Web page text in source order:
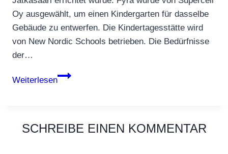
Oy ausgewählt, um einen Kindergarten für dasselbe
Gebäude zu entwerfen. Die Kindertagesstätte wird
von New Nordic Schools betrieben. Die Bedürfnisse
der…
Weiterlesen
New
am
SCHREIBE EINEN KOMMENTAR